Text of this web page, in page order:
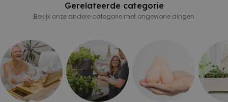
Gerelateerde categorie
Bekijk onze andere categorie met ongewone dingen